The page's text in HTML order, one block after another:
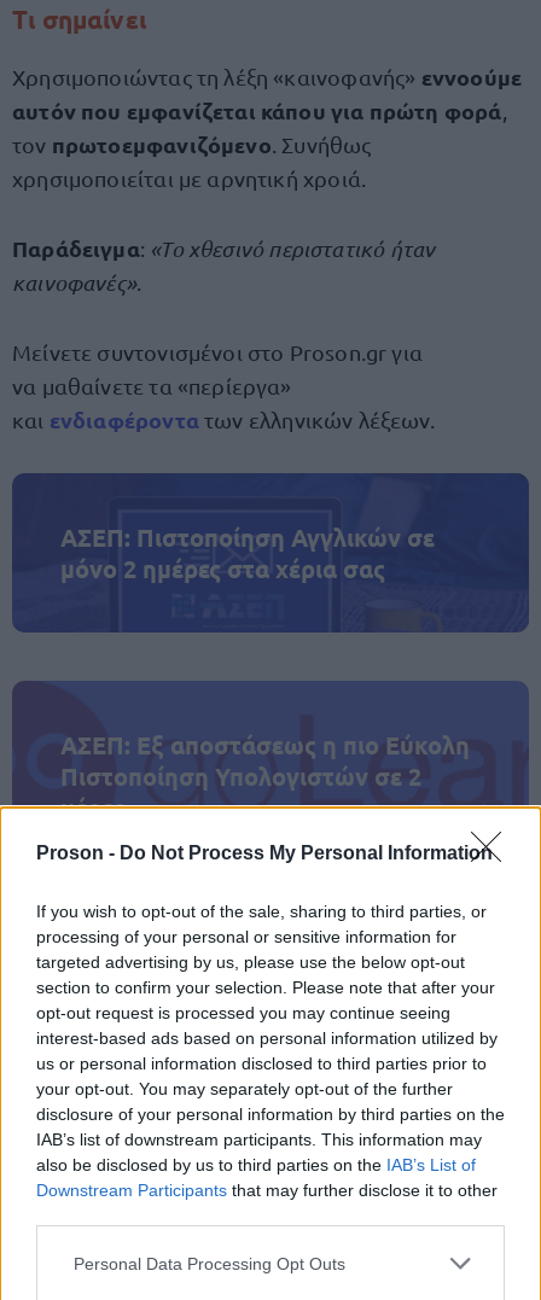
Proson - Do Not Process My Personal Information
If you wish to opt-out of the sale, sharing to third parties, or
processing of your personal or sensitive information for
targeted advertising by us, please use the below opt-out
section to confirm your selection. Please note that after your
opt-out request is processed you may continue seeing
interest-based ads based on personal information utilized by
us or personal information disclosed to third parties prior to
your opt-out. You may separately opt-out of the further
disclosure of your personal information by third parties on the
IAB’s list of downstream participants. This information may
also be disclosed by us to third parties on the IAB’s List of
Downstream Participants that may further disclose it to other
Please note that this website/app uses one or more Google
Personal Data Processing Opt Outs
Τι σημαίνει
Χρησιμοποιώντας τη λέξη «καινοφανής» εννοούμε
αυτόν που εμφανίζεται κάπου για πρώτη φορά
τον πρωτοεμφανιζόμενο . Συνήθως
χρησιμοποιείται με αρνητική χροιά.
Παράδειγμα: «Το χθεσινό περιστατικό ήταν
καινοφανές».
Μείνετε συντονισμένοι στο Proson.gr για
να μαθαίνετε τα «περίεργα»
και ενδιαφέροντατων ελληνικών λέξεων.
ΑΣΕΠ: Πιστοποίηση Αγγλικών σε
μόνο 2 ημέρες στα χέρια σας
ΑΣΕΠ: Εξ αποστάσεως η πιο Εύκολη
Πιστοποίηση Υπολογιστών σε 2
μέρες
Μάθε πρώτος όλες τις σημαντικές
ειδήσεις.
Βάλε το proson.gr στα αποτελέσματα
αναζήτησης της Google
Δημοφιλείς Ειδήσεις